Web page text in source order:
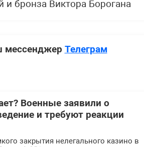
бронза Виктора Борогана
мессенджер Телеграм
Военные заявили о
и требуют реакции
закрытия нелегального казино в